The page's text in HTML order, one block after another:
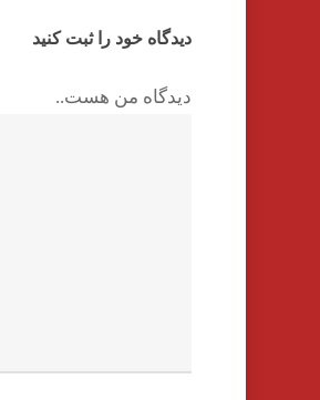
دیدگاه خود را ثبت کنید
دیدگاه من هست..